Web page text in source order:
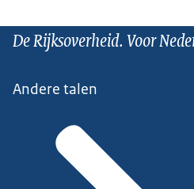
De Rijksoverheid. Voor
Andere talen